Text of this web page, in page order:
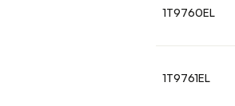
1T9760EL
1T9761EL